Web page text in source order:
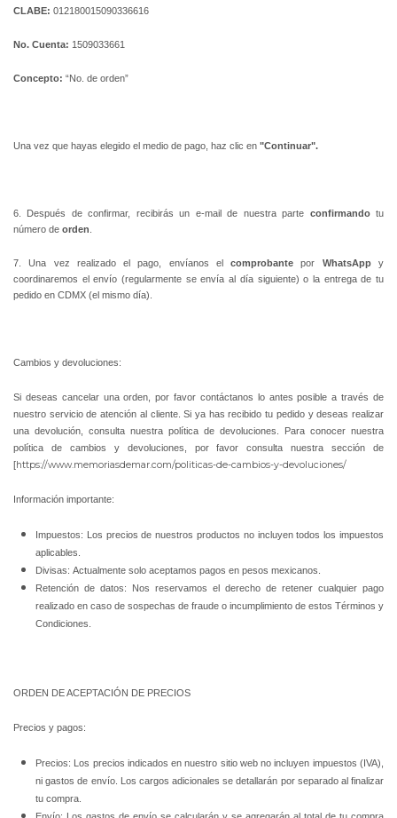
CLABE: 012180015090336616
No. Cuenta: 1509033661
Concepto: “No. de orden”
Una vez que hayas elegido el medio de pago, haz clic en "Continuar".
6. Después de confirmar, recibirás un e-mail de nuestra parte confirmandotu
número de orden
7. Una vez realizado el pago, envíanos elcomprobantepor WhatsAppy
coordinaremos el envío (regularmente se envía al día siguiente) o la entrega de tu
pedido en CDMX (el mismo día).
Cambios y devoluciones:
Si deseas cancelar una orden, por favor contáctanos lo antes posible a través de
nuestro servicio de atención al cliente. Si ya has recibido tu pedido y deseas realizar
una devolución, consulta nuestra política de devoluciones. Para conocer nuestra
política de cambios y devoluciones, por favor consulta nuestra sección de
[https://www.memoriasdemar.com/politicas-de-cambios-y-devoluciones/
Información importante:
Impuestos: Los precios de nuestros productos no incluyen todos los impuestos
aplicables.
Divisas: Actualmente solo aceptamos pagos en pesos mexicanos.
Retención de datos: Nos reservamos el derecho de retener cualquier pago
realizado en caso de sospechas de fraude o incumplimiento de estos Términos y
Condiciones.
ORDEN DE ACEPTACIÓN DE PRECIOS
Precios y pagos:
Precios: Los precios indicados en nuestro sitio web no incluyen impuestos (IVA),
ni gastos de envío. Los cargos adicionales se detallarán por separado al finalizar
tu compra.